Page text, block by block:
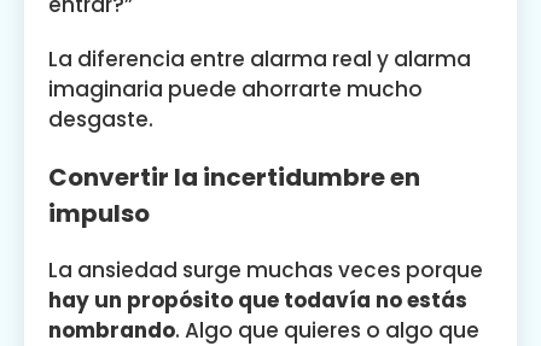
La diferencia entre alarma real y alarma
imaginaria puede ahorrarte mucho
desgaste.
Convertir la incertidumbre en
impulso
La ansiedad surge muchas veces porque
hay un propósito que todavía no estás
nombrando. Algo que quieres o algo que